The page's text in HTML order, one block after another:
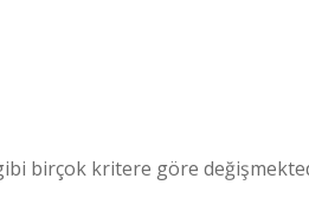
birçok kritere göre